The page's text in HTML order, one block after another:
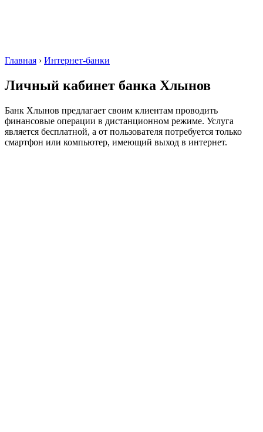
Главная › Интернет-банки
Личный кабинет банка Хлынов
Банк Хлынов предлагает своим клиентам проводить
финансовые операции в дистанционном режиме. Услуга
является бесплатной, а от пользователя потребуется только
смартфон или компьютер, имеющий выход в интернет.